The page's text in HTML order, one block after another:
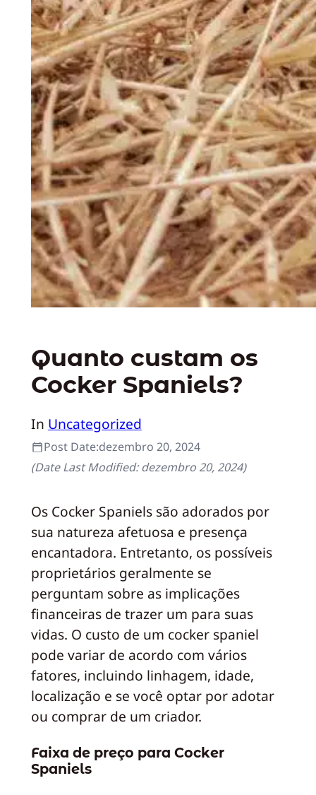
Quanto custam os
Cocker Spaniels?
In Uncategorized
Post Date:dezembro 20, 2024
(Date Last Modified:dezembro 20, 2024)
Os Cocker Spaniels são adorados por
sua natureza afetuosa e presença
encantadora. Entretanto, os possíveis
proprietários geralmente se
perguntam sobre as implicações
financeiras de trazer um para suas
vidas. O custo de um cocker spaniel
pode variar de acordo com vários
fatores, incluindo linhagem, idade,
localização e se você optar por adotar
ou comprar de um criador.
Faixa de preço para Cocker
Spaniels